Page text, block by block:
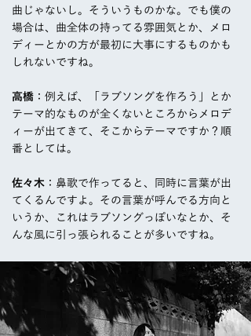
曲じゃないし。そういうものかな。でも僕の
場合は、曲全体の持ってる雰囲気とか、メロ
ディーとかの方が最初に大事にするものかも
しれないですね。
高橋 ：例えば、「ラブソングを作ろう」とか
テーマ的なものが全くないところからメロデ
ィーが出てきて、そこからテーマですか？順
番としては。
佐々木 ：鼻歌で作ってると、同時に言葉が出
てくるんですよ。その言葉が呼んでる方向と
いうか、これはラブソングっぽいなとか、そ
んな風に引っ張られることが多いですね。